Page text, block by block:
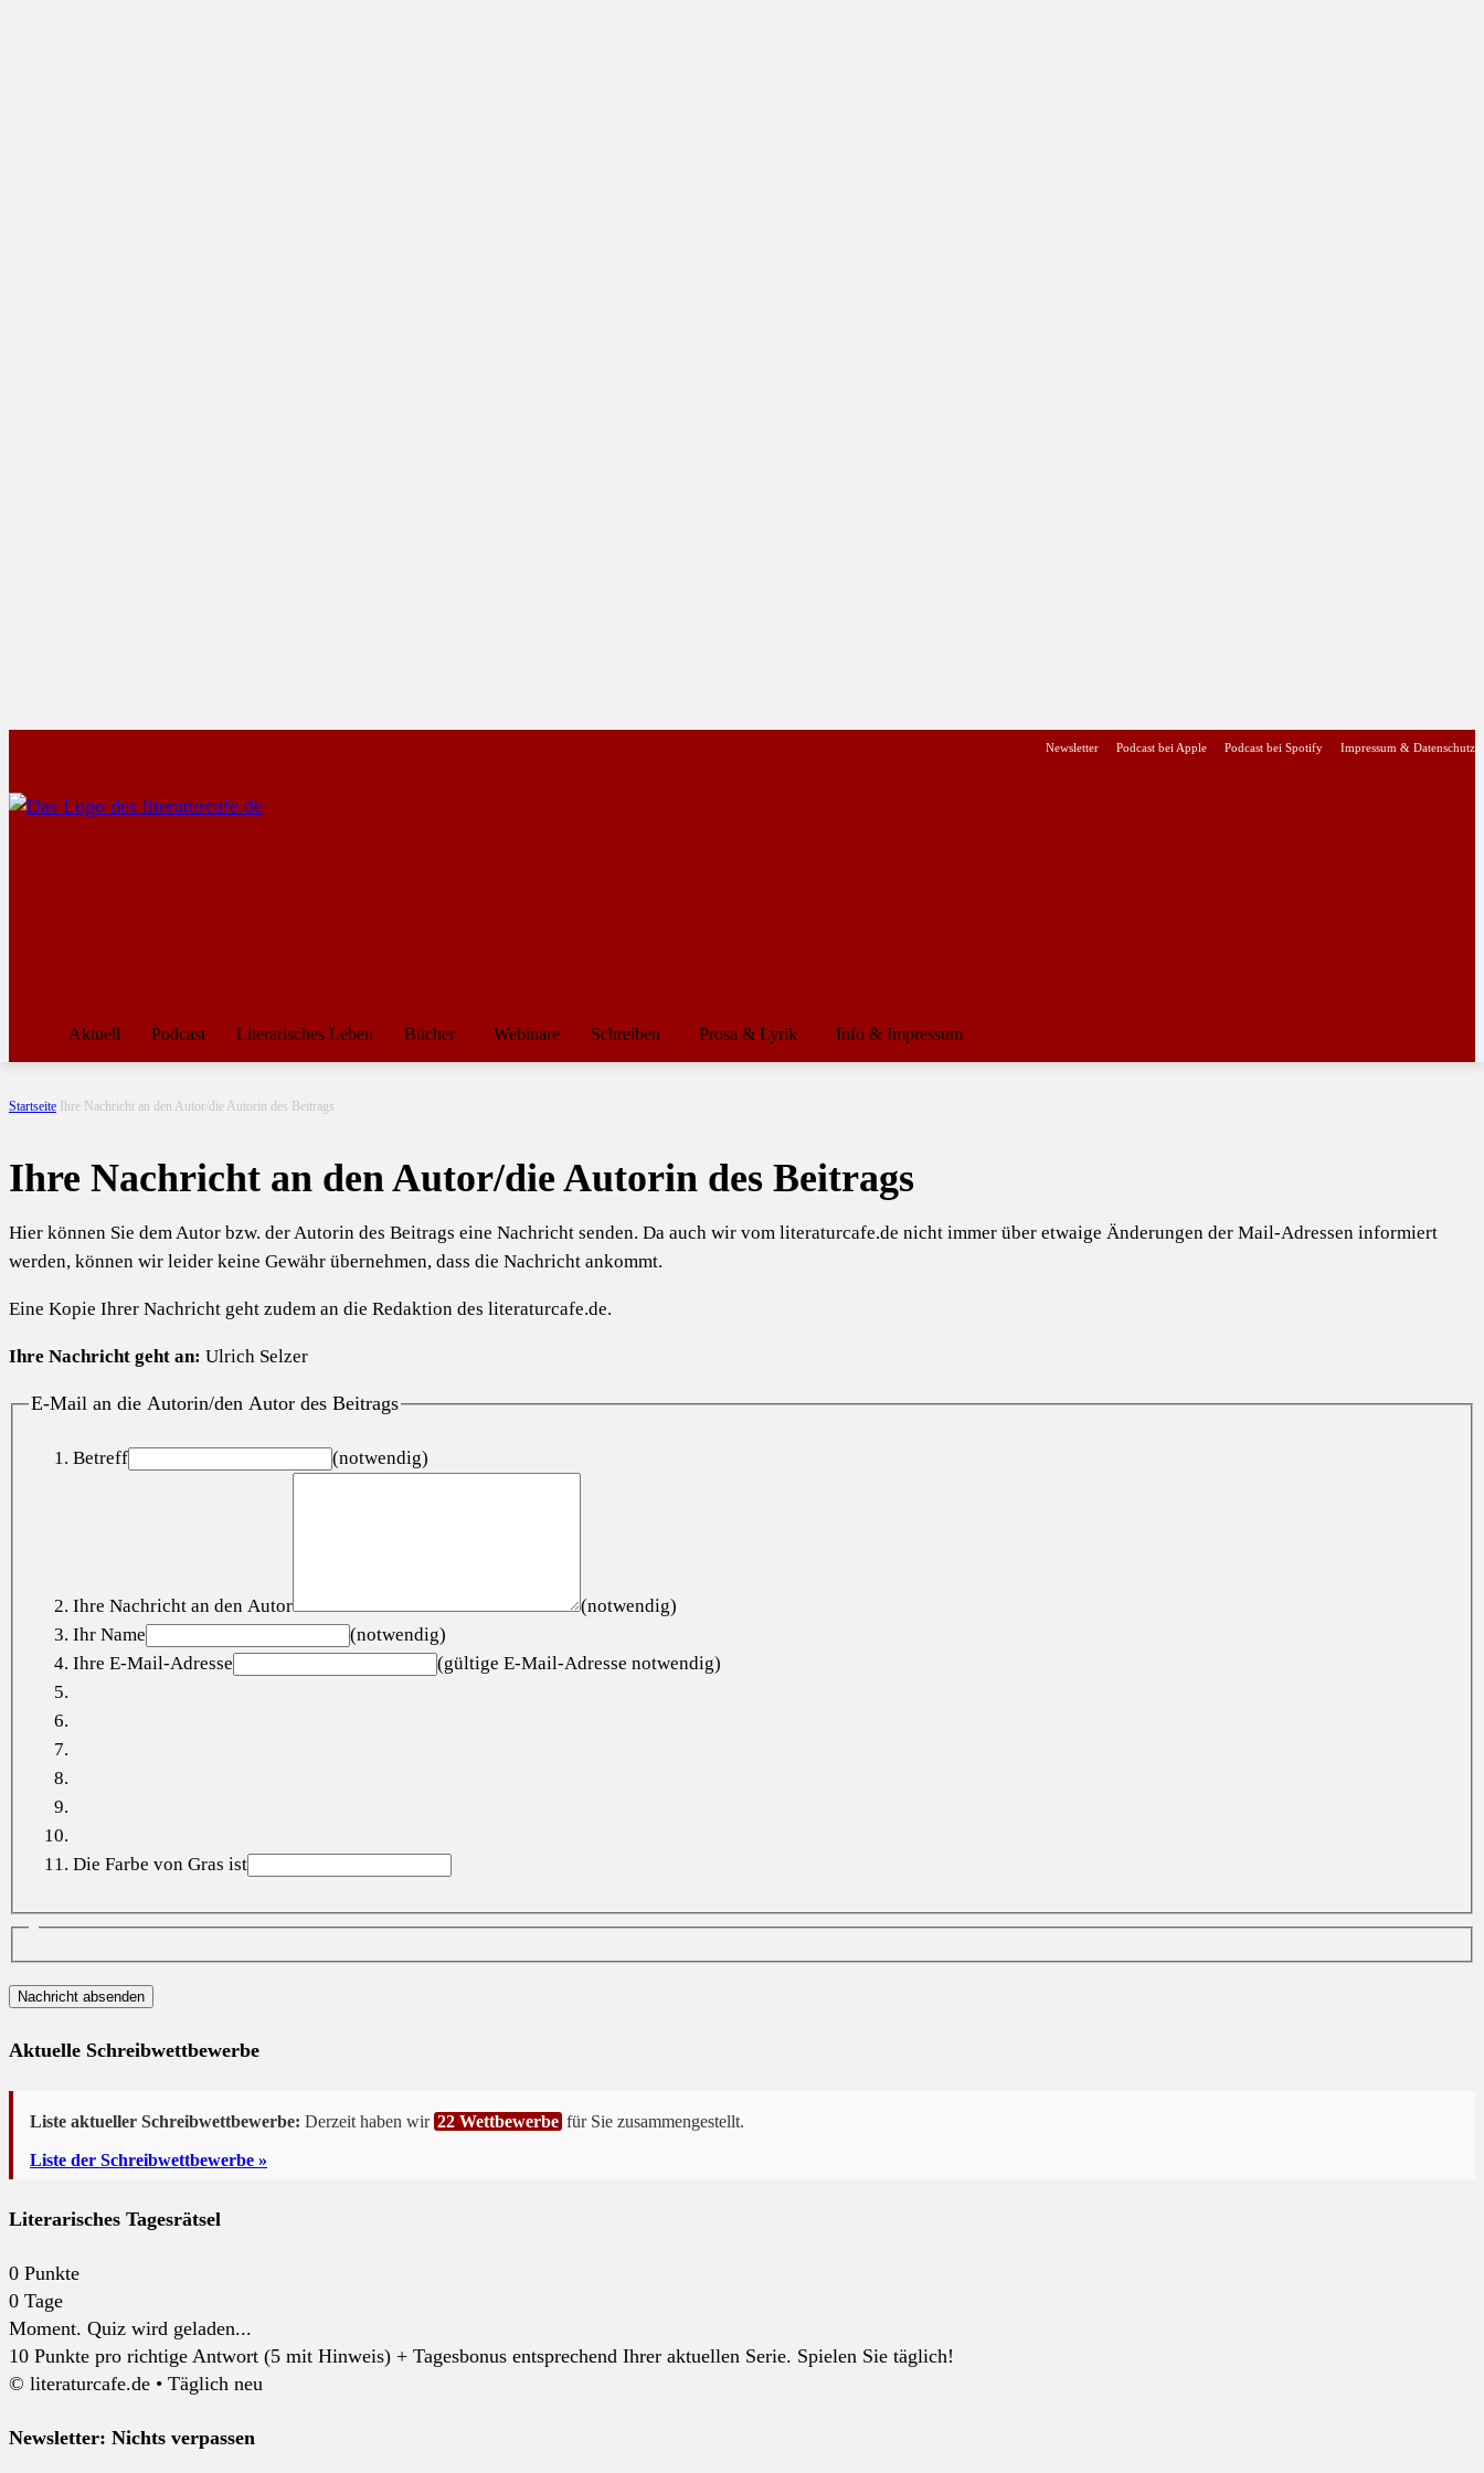
Newsletter Podcast bei Apple Podcast bei Spotify Impressum & Datenschutz
Aktuell Podcast Literarisches Leben Bücher Webinare Schreiben Prosa & Lyrik Info & Impressum
Startseite Ihre Nachricht an den Autor/die Autorin des Beitrags
Ihre Nachricht an den Autor/die Autorin des Beitrags
Hier können Sie dem Autor bzw. der Autorin des Beitrags eine Nachricht senden. Da auch wir vom literaturcafe.de nicht immer über etwaige Änderungen der Mail-Adressen informiert
werden, können wir leider keine Gewähr übernehmen, dass die Nachricht ankommt.
Eine Kopie Ihrer Nachricht geht zudem an die Redaktion des literaturcafe.de.
Ihre Nachricht geht an: Ulrich Selzer
E-Mail an die Autorin/den Autor des Beitrags
Betreff (notwendig)
Ihre Nachricht an den Autor
(notwendig)
Ihr Name
(notwendig)
Ihre E-Mail-Adresse
(gültige E-Mail-Adresse notwendig)
Die Farbe von Gras ist
Aktuelle Schreibwettbewerbe
Liste aktueller Schreibwettbewerbe: Derzeit haben wir 22 Wettbewerbe für Sie zusammengestellt.
Liste der Schreibwettbewerbe »
Literarisches Tagesrätsel
0 Punkte
0 Tage
Moment. Quiz wird geladen...
10 Punkte pro richtige Antwort (5 mit Hinweis) + Tagesbonus entsprechend Ihrer aktuellen Serie. Spielen Sie täglich!
© literaturcafe.de • Täglich neu
Newsletter: Nichts verpassen